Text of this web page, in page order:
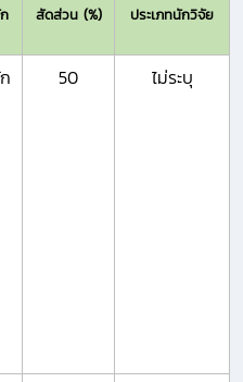
สัดส่วน (%) ประเภทนักวิจัย
50 ไม่ระบุ